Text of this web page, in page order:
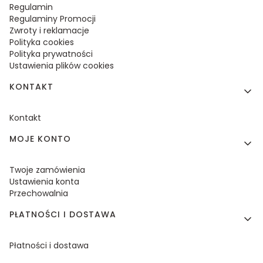
Regulamin
Regulaminy Promocji
Zwroty i reklamacje
Polityka cookies
Polityka prywatności
Ustawienia plików cookies
KONTAKT
Kontakt
MOJE KONTO
Twoje zamówienia
Ustawienia konta
Przechowalnia
PŁATNOŚCI I DOSTAWA
Płatności i dostawa